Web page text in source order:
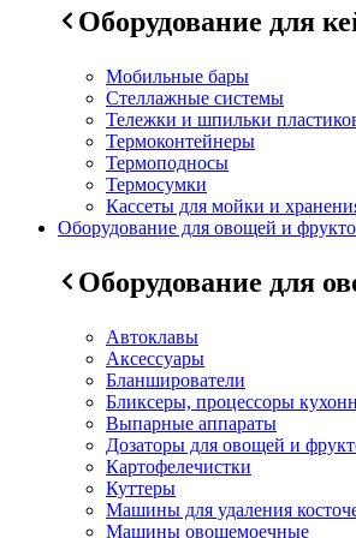
Оборудование для
Мобильные бары
Стеллажные системы
Тележки и шпильки
Термоконтейнеры
Термоподносы
Термосумки
Кассеты для мойки и
Оборудование для овощей и
Оборудование для
Автоклавы
Аксессуары
Бланширователи
Бликсеры, процессоры
Выпарные аппараты
Дозаторы для овощей и
Картофелечистки
Куттеры
Машины для удаления
Машины овощемоечные